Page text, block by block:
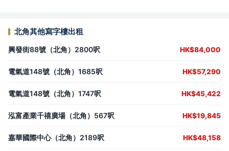
北角其他寫字樓出租
興發街88號（北角）2800呎 HK$84,000
電氣道148號（北角）1685呎 HK$57,290
電氣道148號（北角）1747呎 HK$45,422
泓富產業千禧廣場（北角）567呎 HK$19,845
嘉華國際中心（北角）2189呎 HK$48,158